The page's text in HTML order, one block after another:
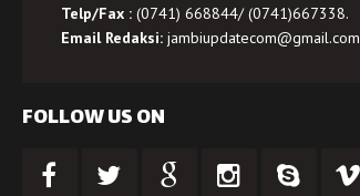
Telp/Fax :(0741) 668844/ (0741)667338.
Email Redaksi: jambiupdatecom@gmail.com
FOLLOW US ON